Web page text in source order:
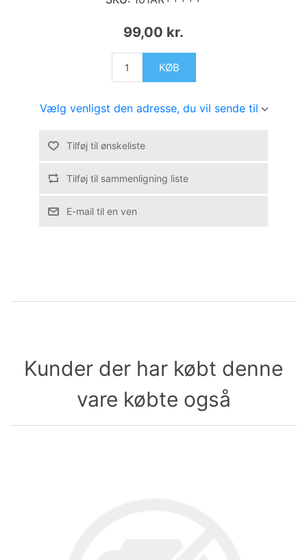
99,00 kr.
KØB
Vælg venligst den adresse, du vil sende til
Tilføj til ønskeliste
Tilføj til sammenligning liste
E-mail til en ven
Kunder der har købt denne
vare købte også